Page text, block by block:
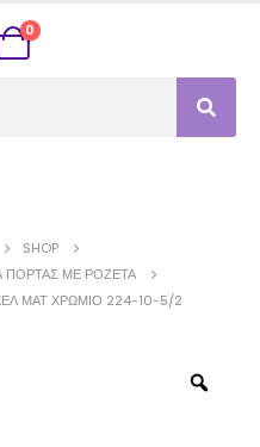
0
SHOP
ΜΕ ΡΟΖΈΤΑ
ΜΑΤ ΧΡΏΜΙΟ 224-10-5/2